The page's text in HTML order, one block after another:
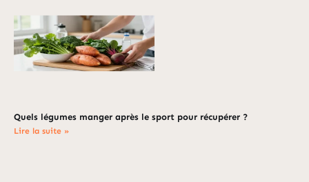
Quels légumes manger après le sport pour récupérer ?
Lire la suite »